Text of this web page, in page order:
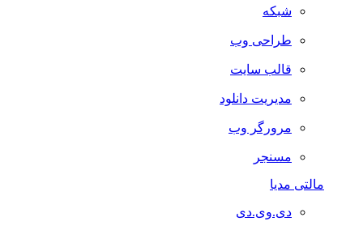
شبکه
طراحی وب
قالب سایت
مدیریت دانلود
مرورگر وب
مسنجر
مالتی مدیا
دی.وی.دی